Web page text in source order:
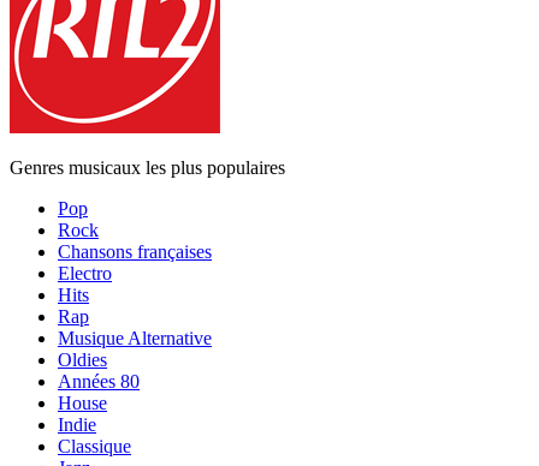
Genres musicaux les plus populaires
Pop
Rock
Chansons françaises
Electro
Hits
Rap
Musique Alternative
Oldies
Années 80
House
Indie
Classique